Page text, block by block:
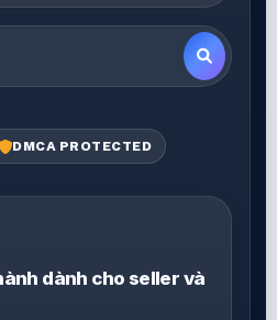
DMCA PROTECTED
dành cho seller và